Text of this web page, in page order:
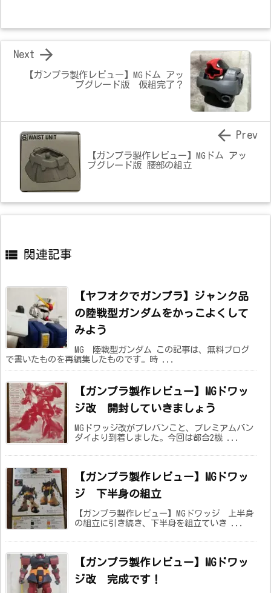
【ガンプラ製作レビュー】MGドム アッ
プグレード版 仮組完了？

Next
【ガンプラ製作レビュー】MGドム アッ
プグレード版 腰部の組立
 Prev
 関連記事
【ヤフオクでガンプラ】ジャンク品
の陸戦型ガンダムをかっこよくして
みよう
MG 陸戦型ガンダム この記事は、無料ブログ
で書いたものを再編集したものです。時 ...
【ガンプラ製作レビュー】MGドワッ
ジ改 開封していきましょう
MGドワッジ改がプレバンこと、プレミアムバン
ダイより到着しました。今回は都合2機 ...
【ガンプラ製作レビュー】MGドワッ
ジ 下半身の組立
【ガンプラ製作レビュー】MGドワッジ 上半身
の組立に引き続き、下半身を組立ていき ...
【ガンプラ製作レビュー】MGドワッ
ジ改 完成です！